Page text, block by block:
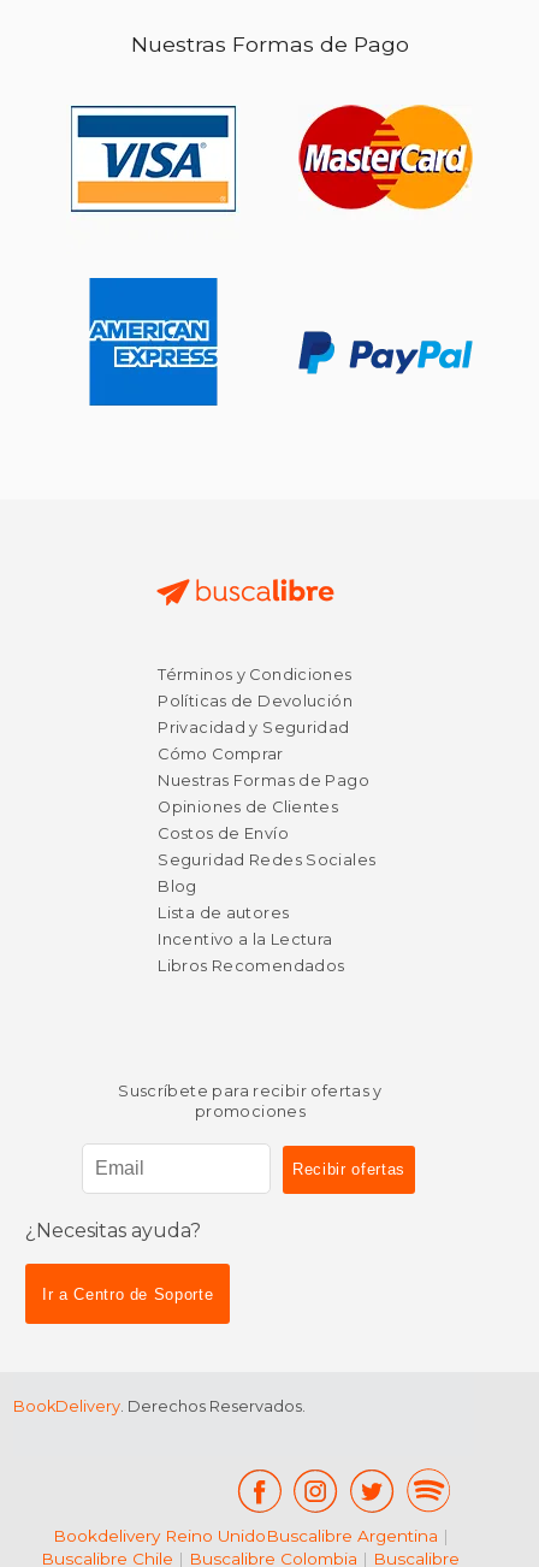
Nuestras Formas de Pago
Términos y Condiciones
Políticas de Devolución
Privacidad y Seguridad
Cómo Comprar
Nuestras Formas de Pago
Opiniones de Clientes
Costos de Envío
Seguridad Redes Sociales
Blog
Lista de autores
Incentivo a la Lectura
Libros Recomendados
Suscríbete para recibir ofertas y
promociones
¿Necesitas ayuda?
Ir a Centro de Soporte
BookDelivery. Derechos Reservados.
Bookdelivery Reino UnidoBuscalibre Argentina |
Buscalibre Chile | Buscalibre Colombia | Buscalibre